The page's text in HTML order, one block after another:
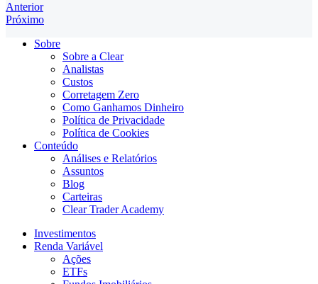
Anterior
Próximo
Sobre
Sobre a Clear
Analistas
Custos
Corretagem Zero
Como Ganhamos Dinheiro
Política de Privacidade
Política de Cookies
Conteúdo
Análises e Relatórios
Assuntos
Blog
Carteiras
Clear Trader Academy
Investimentos
Renda Variável
Ações
ETFs